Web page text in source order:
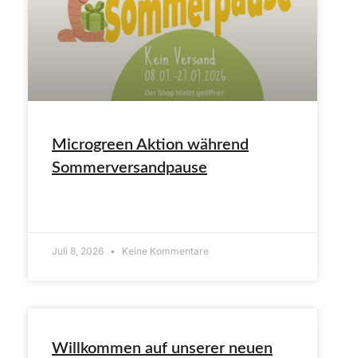
Microgreen Aktion während
Sommerversandpause
Juli 8, 2026 Keine Kommentare
Willkommen auf unserer neuen